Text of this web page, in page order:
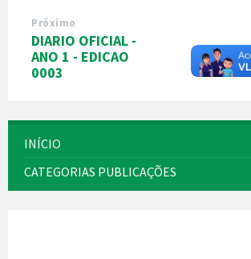
Próximo
DIARIO OFICIAL -
ANO 1 - EDICAO
0003
INÍCIO
CATEGORIAS PUBLICAÇÕES